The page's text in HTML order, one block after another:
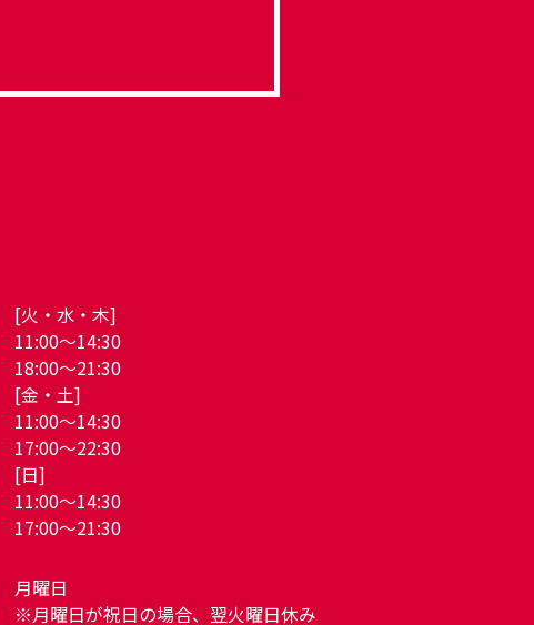
[火・水・木]
11:00～14:30
18:00～21:30
[金・土]
11:00～14:30
17:00～22:30
[日]
11:00～14:30
17:00～21:30
月曜日
※月曜日が祝日の場合、翌火曜日休み